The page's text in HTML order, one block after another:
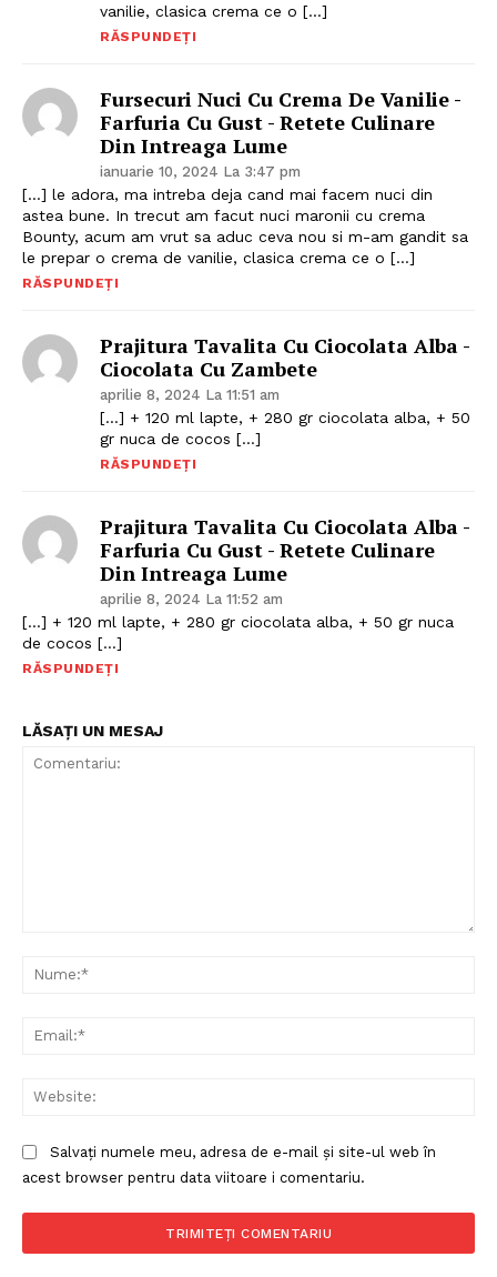
vanilie, clasica crema ce o […]
RĂSPUNDEȚI
Fursecuri Nuci Cu Crema De Vanilie -
Farfuria Cu Gust - Retete Culinare
Din Intreaga Lume
ianuarie 10, 2024 La 3:47 pm
[…] le adora, ma intreba deja cand mai facem nuci din
astea bune. In trecut am facut nuci maronii cu crema
Bounty, acum am vrut sa aduc ceva nou si m-am gandit sa
le prepar o crema de vanilie, clasica crema ce o […]
RĂSPUNDEȚI
Prajitura Tavalita Cu Ciocolata Alba -
Ciocolata Cu Zambete
aprilie 8, 2024 La 11:51 am
[…] + 120 ml lapte, + 280 gr ciocolata alba, + 50
gr nuca de cocos […]
RĂSPUNDEȚI
Prajitura Tavalita Cu Ciocolata Alba -
Farfuria Cu Gust - Retete Culinare
Din Intreaga Lume
aprilie 8, 2024 La 11:52 am
[…] + 120 ml lapte, + 280 gr ciocolata alba, + 50 gr nuca
de cocos […]
RĂSPUNDEȚI
LĂSAȚI UN MESAJ
Salvați numele meu, adresa de e-mail și site-ul web în
acest browser pentru data viitoare i comentariu.